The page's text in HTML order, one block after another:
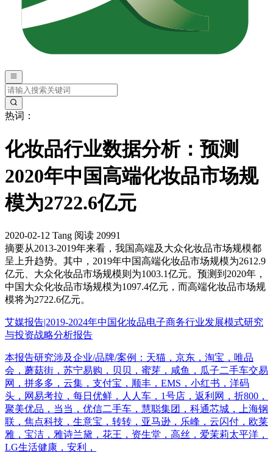
热词：
化妆品行业数据分析：预测
2020年中国高端化妆品市场规
模为2722.6亿元
2020-02-12 Tang 阅读 20991
摘要从2013-2019年来看，我国高端及大众化妆品市场规模都
呈上升趋势。其中，2019年中国高端化妆品市场规模为2612.9
亿元、大众化妆品市场规模则为1003.1亿元。预测到2020年，
中国大众化妆品市场规模为1097.4亿元，而高端化妆品市场规
模将为2722.6亿元。
艾媒报告|2019-2024年中国化妆品电子商务行业发展模式研究
与投资战略分析报告
本报告研究涉及企业/品牌/案例：天猫，京东，淘宝，唯品
会，蘑菇街，苏宁易购，贝贝，蜜芽，咸鱼，瓜子二手车交易
网，拼多多，云集，支付宝，顺丰，EMS，小红书，洋码
头，网易考拉，每日优鲜，人人车，1号店，返利网，折800，
聚美优品，当当，优信二手车，慧聪集团，科通芯城，上海钢
联，焦点科技，生意宝，转转，亚马逊，乐峰，云闪付，欧莱
雅，宝洁，雅诗兰黛，花王，资生堂，高丝，爱茉莉太平洋，
LG生活健康，安利，